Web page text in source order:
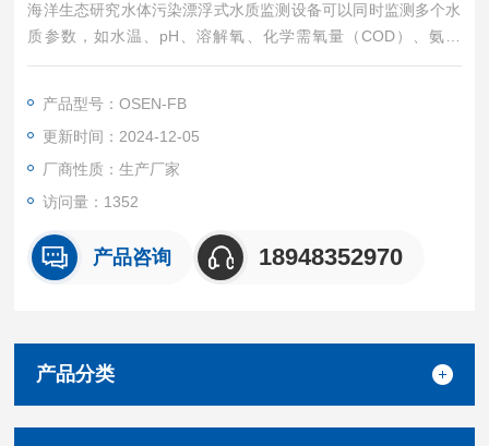
海洋生态研究水体污染漂浮式水质监测设备可以同时监测多个水
质参数，如水温、pH、溶解氧、化学需氧量（COD）、氨氮
等，全面反映水质状况。
产品型号：OSEN-FB
更新时间：2024-12-05
厂商性质：生产厂家
访问量：1352
产品咨询 18948352970
产品分类